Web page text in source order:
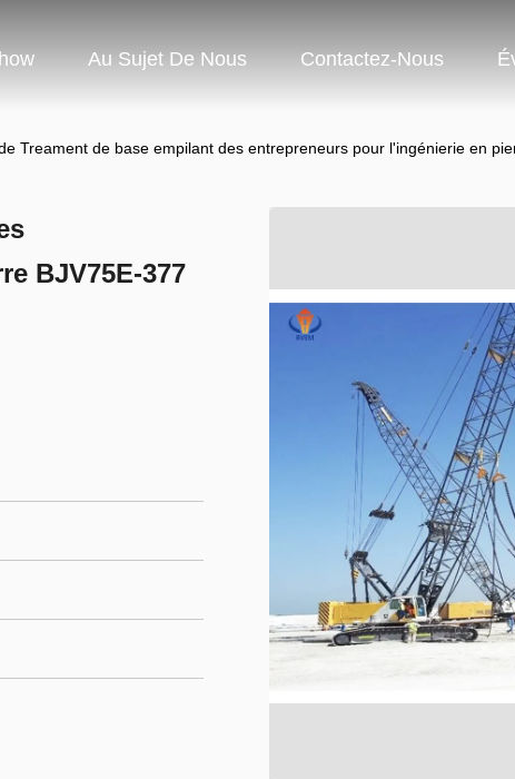
Au Sujet De Nous Contactez-Nous
Treament de base empilant des entrepreneurs pour l'ingénierie en
BJV75E-377